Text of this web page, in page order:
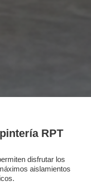
RPT
disfrutar los
aislamientos